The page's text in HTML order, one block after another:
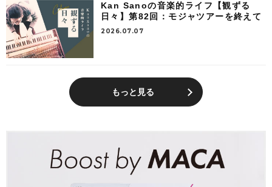
Kan Sanoの音楽的ライフ【観ずる
日々】第82回：モジャツアーを終えて
2026.07.07
もっと見る